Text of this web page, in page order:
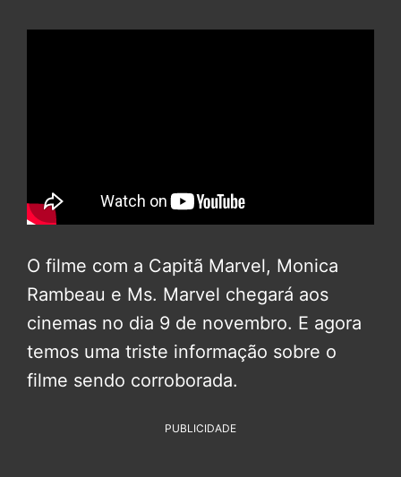
O filme com a Capitã Marvel, Monica
Rambeau e Ms. Marvel chegará aos
cinemas no dia 9 de novembro. E agora
temos uma triste informação sobre o
filme sendo corroborada.
PUBLICIDADE